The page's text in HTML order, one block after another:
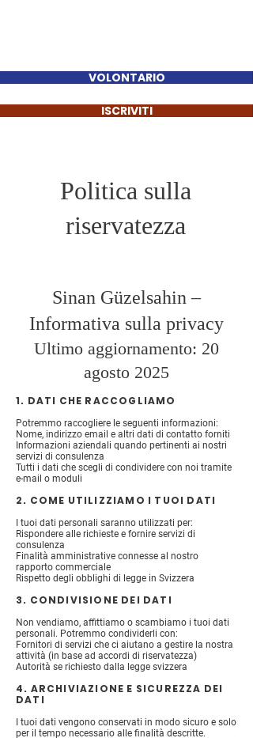
VOLONTARIO
ISCRIVITI
Politica sulla
riservatezza
Sinan Güzelsahin –
Informativa sulla privacy
Ultimo aggiornamento: 20
agosto 2025
1. DATI CHE RACCOGLIAMO
Potremmo raccogliere le seguenti informazioni:
Nome, indirizzo email e altri dati di contatto forniti
Informazioni aziendali quando pertinenti ai nostri
servizi di consulenza
Tutti i dati che scegli di condividere con noi tramite
e-mail o moduli
2. COME UTILIZZIAMO I TUOI DATI
I tuoi dati personali saranno utilizzati per:
Rispondere alle richieste e fornire servizi di
consulenza
Finalità amministrative connesse al nostro
rapporto commerciale
Rispetto degli obblighi di legge in Svizzera
3. CONDIVISIONE DEI DATI
Non vendiamo, affittiamo o scambiamo i tuoi dati
personali. Potremmo condividerli con:
Fornitori di servizi che ci aiutano a gestire la nostra
attività (in base ad accordi di riservatezza)
Autorità se richiesto dalla legge svizzera
4. ARCHIVIAZIONE E SICUREZZA DEI
DATI
I tuoi dati vengono conservati in modo sicuro e solo
per il tempo necessario alle finalità descritte.